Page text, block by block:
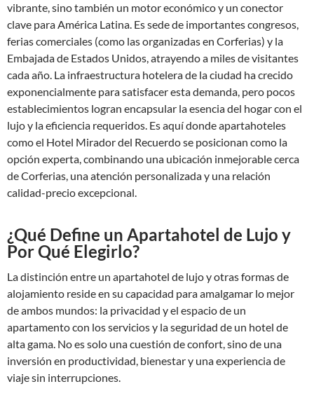
vibrante, sino también un motor económico y un conector
clave para América Latina. Es sede de importantes congresos,
ferias comerciales (como las organizadas en Corferias) y la
Embajada de Estados Unidos, atrayendo a miles de visitantes
cada año. La infraestructura hotelera de la ciudad ha crecido
exponencialmente para satisfacer esta demanda, pero pocos
establecimientos logran encapsular la esencia del hogar con el
lujo y la eficiencia requeridos. Es aquí donde apartahoteles
como el Hotel Mirador del Recuerdo se posicionan como la
opción experta, combinando una ubicación inmejorable cerca
de Corferias, una atención personalizada y una relación
calidad-precio excepcional.
¿Qué Define un Apartahotel de Lujo y
Por Qué Elegirlo?
La distinción entre un apartahotel de lujo y otras formas de
alojamiento reside en su capacidad para amalgamar lo mejor
de ambos mundos: la privacidad y el espacio de un
apartamento con los servicios y la seguridad de un hotel de
alta gama. No es solo una cuestión de confort, sino de una
inversión en productividad, bienestar y una experiencia de
viaje sin interrupciones.